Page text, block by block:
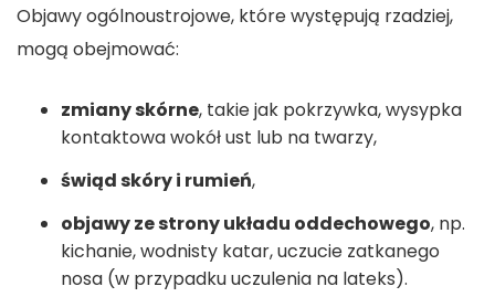
Objawy ogólnoustrojowe, które występują rzadziej,
mogą obejmować:
zmiany skórne, takie jak pokrzywka, wysypka
kontaktowa wokół ust lub na twarzy,
świąd skóry i rumień,
objawy ze strony układu oddechowego, np.
kichanie, wodnisty katar, uczucie zatkanego
nosa (w przypadku uczulenia na lateks).